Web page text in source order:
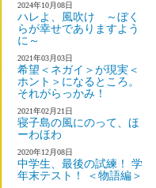
2024年10月08日
ハレよ、風吹け ～ぼく
らが幸せでありますよう
に～
2021年03月03日
希望＜ネガイ＞が現実＜
ホント＞になるところ。
それがらっかみ！
2021年02月21日
寝子島の風にのって、ほ
ーわほわ
2020年12月08日
中学生、最後の試練！ 学
年末テスト！ ＜物語編＞